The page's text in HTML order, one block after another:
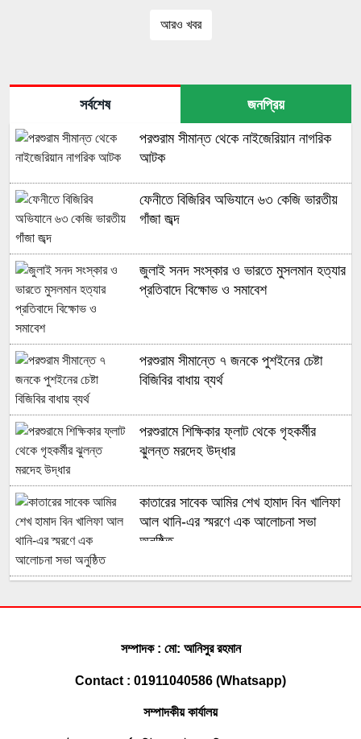
আরও খবর
সর্বশেষ জনপ্রিয়
পরশুরাম সীমান্ত থেকে নাইজেরিয়ান নাগরিক
আটক
ফেনীতে বিজিরিব অভিযানে ৬৩ কেজি ভারতীয়
গাঁজা জব্দ
জুলাই সনদ সংস্কার ও ভারতে মুসলমান হত্যার
প্রতিবাদে বিক্ষোভ ও সমাবেশ
পরশুরাম সীমান্তে ৭ জনকে পুশইনের চেষ্টা
বিজিবির বাধায় ব্যর্থ
পরশুরামে শিক্ষিকার ফ্লাট থেকে গৃহকর্মীর
ঝুলন্ত মরদেহ উদ্ধার
কাতারের সাবেক আমির শেখ হামাদ বিন খালিফা
আল থানি-এর স্মরণে এক আলোচনা সভা
অনুষ্ঠিত
লোকালয়ে পানি ঢুকেছে
পণ্য জব্দ করেছে বিজিবি
সোনাগাজীতে মাছবোঝাই পিকআপ ছিনতাই,
সম্পাদক : মো: আনিসুর রহমান
Contact : 01911040586 (Whatsapp)
সম্পাদকীয় কার্যালয়